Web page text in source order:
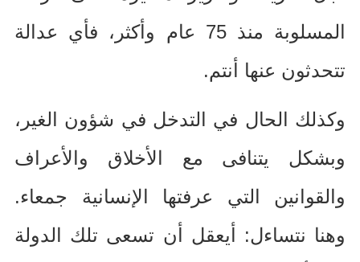
المسلوبة منذ75 عام وأكثر، فأي عدالة
تتحدثون عنها أنتم.
وكذلك الحال في التدخل في شؤون الغير،
وبشكل يتنافى مع الأخلاق والأعراف
والقوانين التي عرفتها الإنسانية جمعاء.
وهنا نتساءل:
أيعقل أن تسعى تلك الدولة